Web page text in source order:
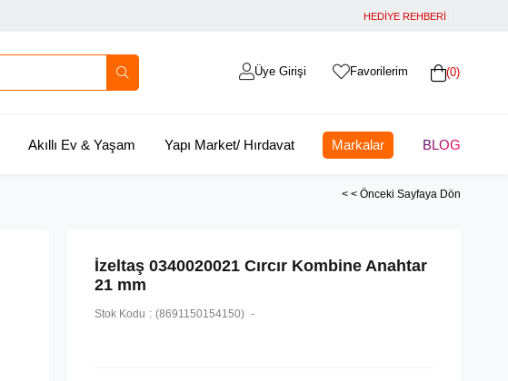
HEDİYE REHBERİ
0
Favorilerim
Üye Girişi
Akıllı Ev & Yaşam Yapı Market/ Hırdavat Markalar BLOG
< < Önceki Sayfaya Dön
İzeltaş 0340020021 Cırcır Kombine Anahtar
21 mm
Stok Kodu (8691150154150)